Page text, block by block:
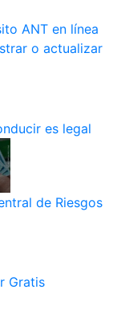
ANT en línea
o actualizar
es legal
de Riesgos
Gratis